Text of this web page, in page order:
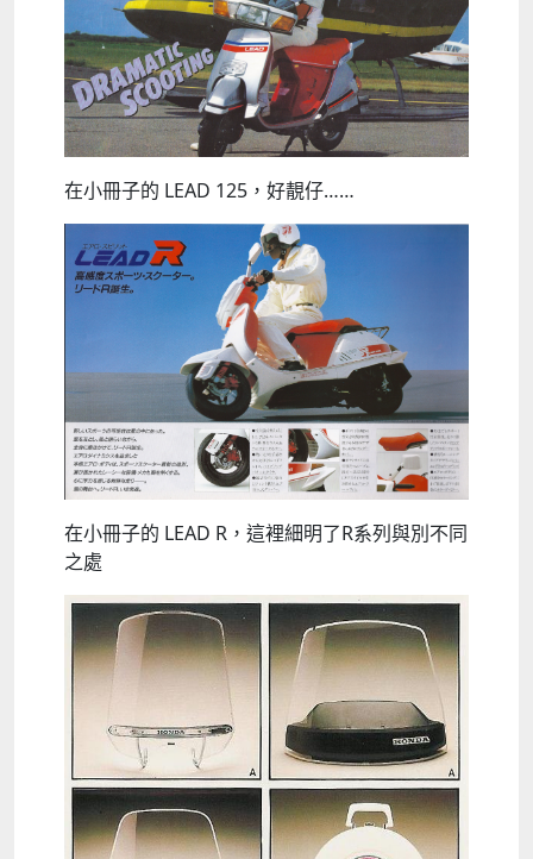
在小冊子的 LEAD 125，好靚仔……
在小冊子的 LEAD R，這裡細明了R系列與別不同
之處